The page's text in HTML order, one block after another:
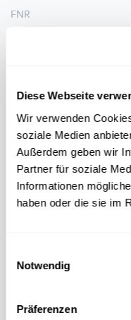
Diese Webseite
Wir verwenden
soziale Medien
Außerdem geben wir
Partner für soziale
Informationen
haben oder die sie im
Notwendig
Präferenzen
FNR
Gewënnt bei der
séierste Spermium?